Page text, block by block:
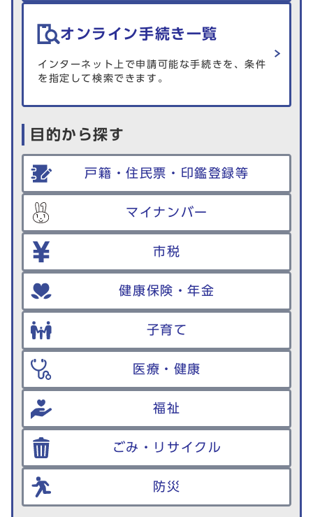
オンライン手続き一覧
インターネット上で申請可能な手続きを、条件
を指定して検索できます。
目的から探す
戸籍・住民票・印鑑登録等
マイナンバー
市税
健康保険・年金
子育て
医療・健康
福祉
ごみ・リサイクル
防災